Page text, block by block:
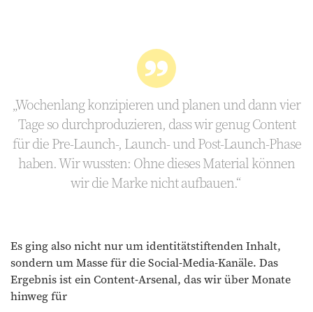
„Wochenlang konzipieren und planen und dann vier
Tage so durchproduzieren, dass wir genug Content
für die Pre-Launch-, Launch- und Post-Launch-Phase
haben. Wir wussten: Ohne dieses Material können
wir die Marke nicht aufbauen.“
Es ging also nicht nur um identitätstiftenden Inhalt,
sondern um Masse für die Social-Media-Kanäle. Das
Ergebnis ist ein Content-Arsenal, das wir über Monate
hinweg für